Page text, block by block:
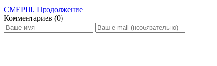
СМЕРШ. Продолжение
Ком­мен­та­ри­ев (0)